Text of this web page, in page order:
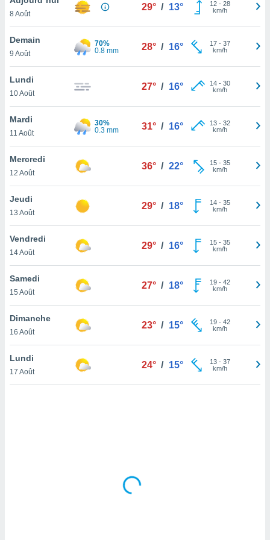
et
»,
au
vous
qu'ils
ou
le
ainsi
un
la
du
en
de
8 Août
29° / 13° 12- 28
km/h
Demain
9 Août
70%
0.8 mm
28° / 16° 17- 37
km/h
Lundi
10 Août
27° / 16° 14- 30
km/h
Mardi
11 Août
30%
0.3 mm
31° / 16° 13- 32
km/h
Mercredi
12 Août
36° / 22° 15- 35
km/h
Jeudi
13 Août
29° / 18° 14- 35
km/h
Vendredi
14 Août
29° / 16° 15- 35
km/h
Samedi
15 Août
27° / 18° 19- 42
km/h
Dimanche
16 Août
23° / 15° 19- 42
km/h
Lundi
17 Août
24° / 15° 13- 37
km/h